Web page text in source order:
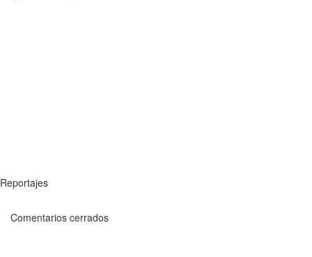
Reportajes
Comentarios cerrados